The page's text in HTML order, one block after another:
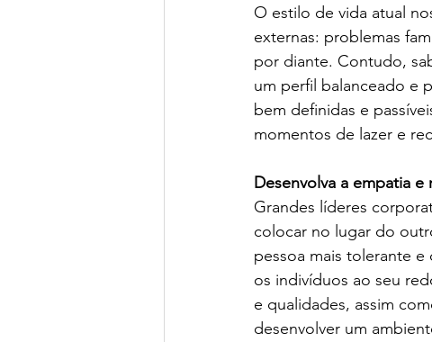
O estilo de vida atual
externas: problemas
por diante. Contudo,
um perfil balanceado e
bem definidas e
momentos de lazer e
Desenvolva a empatia e
Grandes líderes
colocar no lugar do
pessoa mais tolerante
os indivíduos ao seu
e qualidades, assim
desenvolver um